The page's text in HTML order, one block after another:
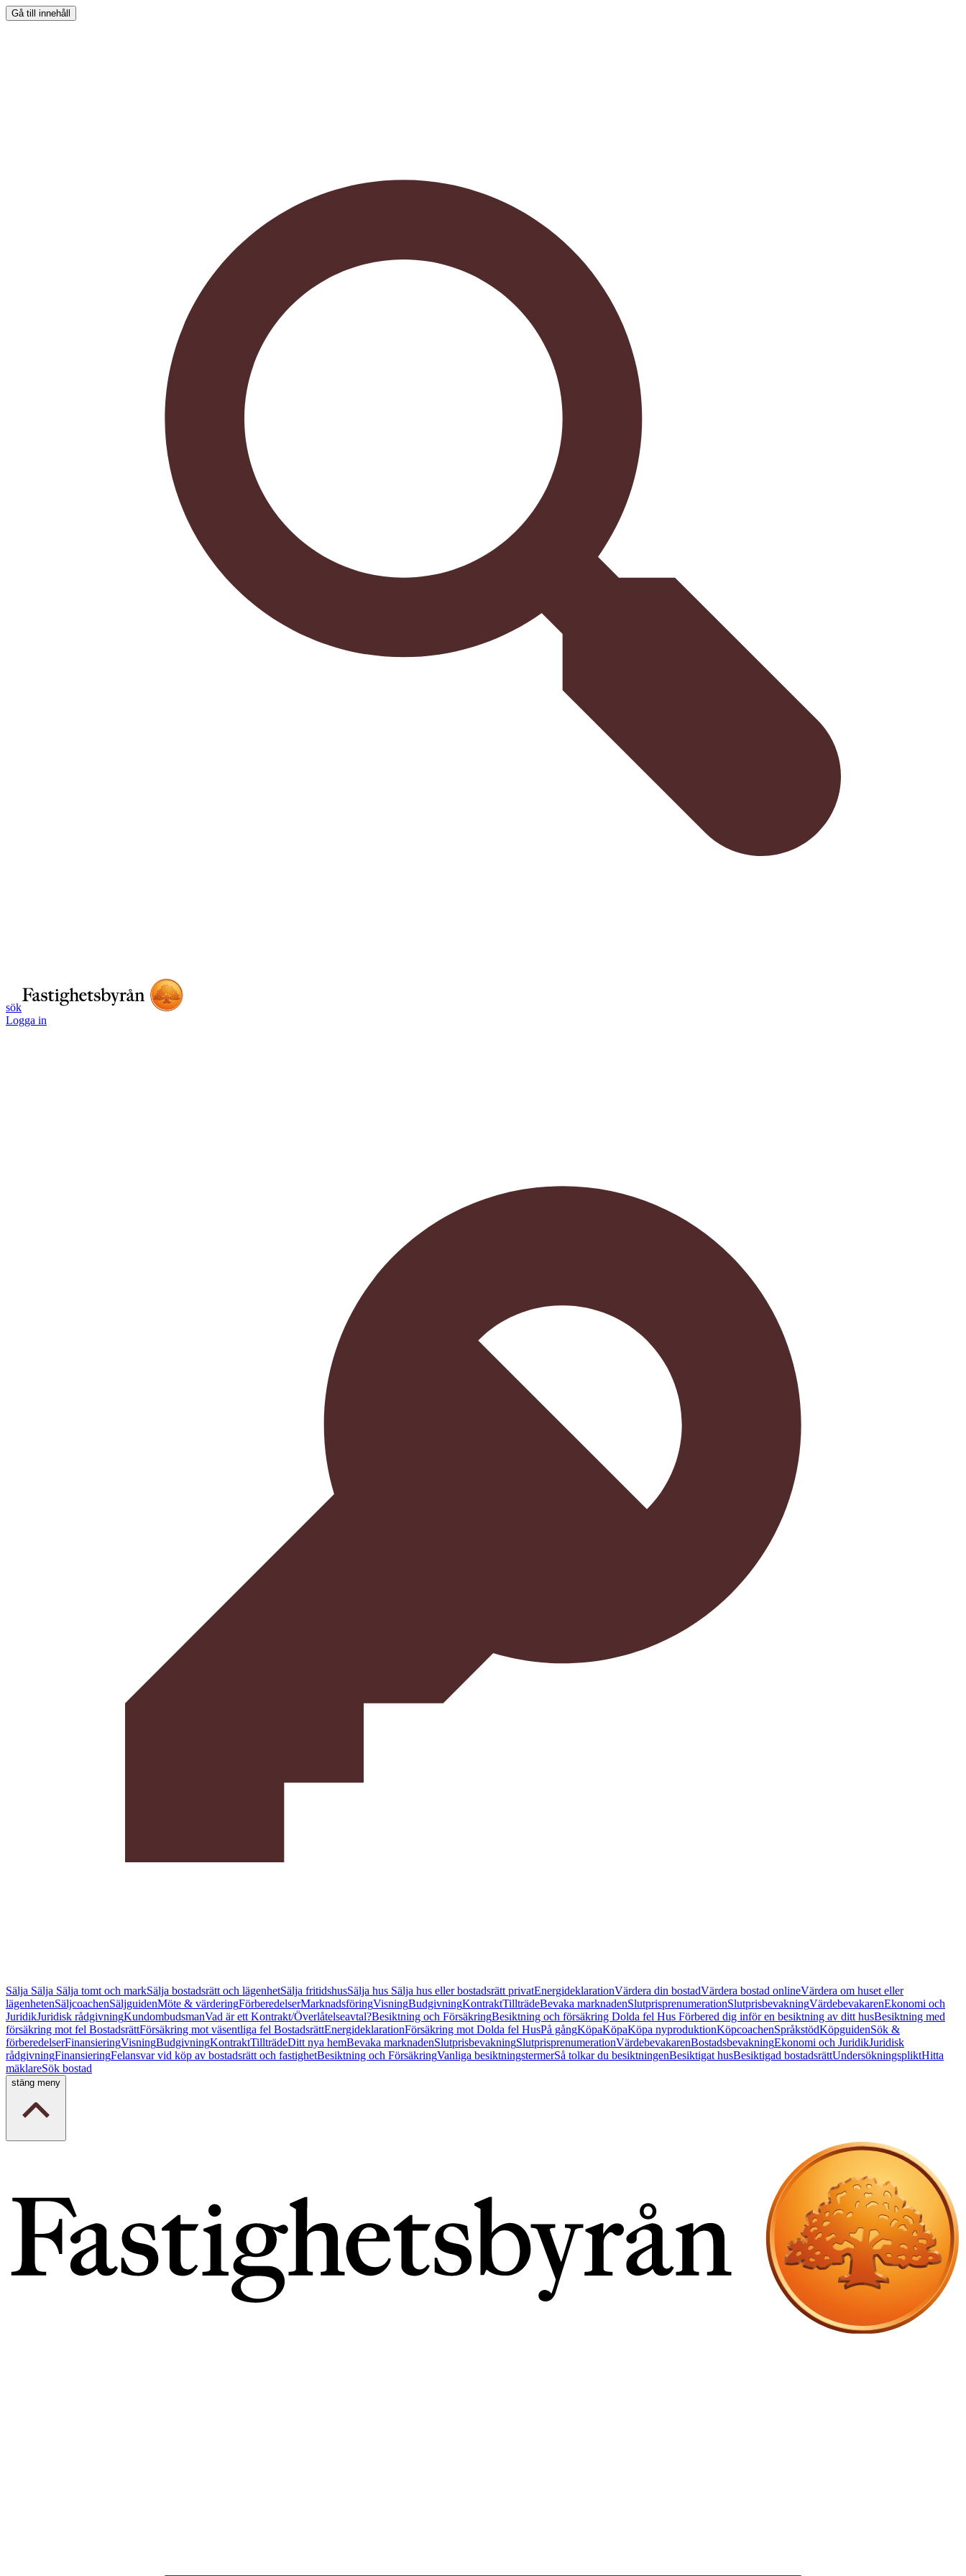
Gå till innehåll
sök
Logga in
Sälja Sälja Sälja tomt och markSälja bostadsrätt och lägenhetSälja fritidshusSälja hus Sälja hus eller bostadsrätt privatEnergideklarationVärdera din bostadVärdera bostad onlineVärdera om huset eller
lägenhetenSäljcoachenSäljguidenMöte & värderingFörberedelserMarknadsföringVisningBudgivningKontraktTillträdeBevaka marknadenSlutprisprenumerationSlutprisbevakningVärdebevakarenEkonomi och
JuridikJuridisk rådgivningKundombudsmanVad är ett Kontrakt/Överlåtelseavtal?Besiktning och FörsäkringBesiktning och försäkring Dolda fel Hus Förbered dig inför en besiktning av ditt husBesiktning med
försäkring mot fel BostadsrättFörsäkring mot väsentliga fel BostadsrättEnergideklarationFörsäkring mot Dolda fel HusPå gångKöpaKöpaKöpa nyproduktionKöpcoachenSpråkstödKöpguidenSök &
förberedelserFinansieringVisningBudgivningKontraktTillträdeDitt nya hemBevaka marknadenSlutprisbevakningSlutprisprenumerationVärdebevakarenBostadsbevakningEkonomi och JuridikJuridisk
rådgivningFinansieringFelansvar vid köp av bostadsrätt och fastighetBesiktning och FörsäkringVanliga besiktningstermerSå tolkar du besiktningenBesiktigat husBesiktigad bostadsrättUndersökningspliktHitta
mäklareSök bostad
stäng meny